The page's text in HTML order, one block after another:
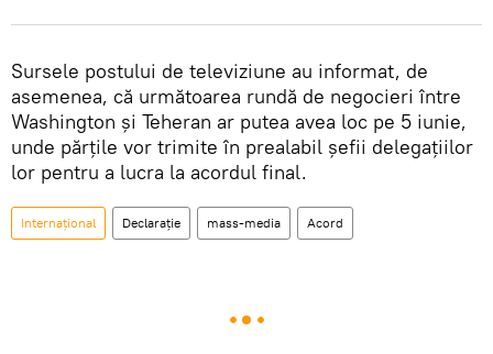
Sursele postului de televiziune au informat, de
asemenea, că următoarea rundă de negocieri între
Washington și Teheran ar putea avea loc pe 5 iunie,
unde părțile vor trimite în prealabil șefii delegațiilor
lor pentru a lucra la acordul final.
Internațional Declarație mass-media Acord